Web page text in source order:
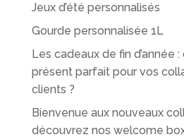
Jeux d’été personnalisés
Gourde personnalisée 1L
Les cadeaux de fin d’année
présent parfait pour vos
clients ?
Bienvenue aux nouveaux
découvrez nos welcome